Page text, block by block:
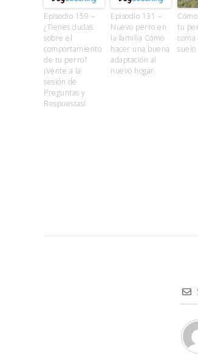
Episodio 159 –
¿Tienes dudas
sobre el
comportamiento
de tu perro?
¡Vente a la
sesión de
Preguntas y
Respuestas!
Episodio 131 –
Nuevo perro en
la familia Cómo
hacer una buena
adaptación al
nuevo hogar.
tu
coma
suelo